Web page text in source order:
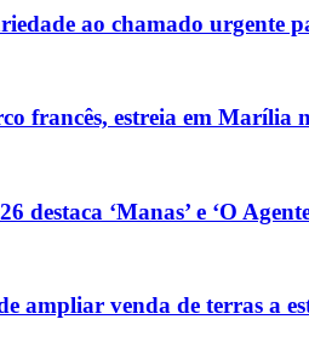
ao chamado urgente
francês, estreia em Marília
destaca ‘Manas’ e ‘O
ampliar venda de terras a